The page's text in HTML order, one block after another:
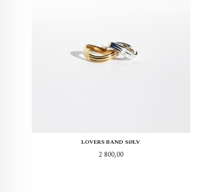
LOVERS BAND SØLV
Pris
2 800,00